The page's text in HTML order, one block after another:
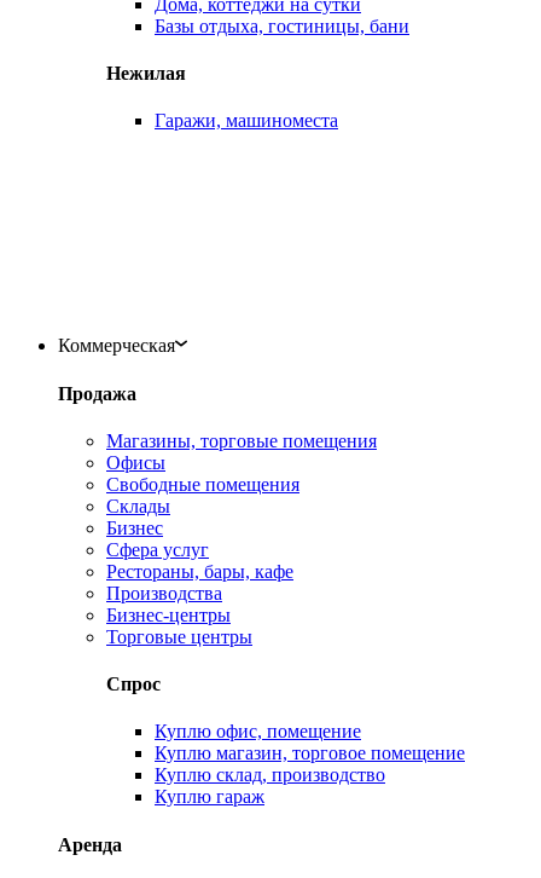
Базы отдыха, гостиницы, бани
Нежилая
Гаражи, машиноместа
Коммерческая
Продажа
Магазины, торговые помещения
Офисы
Свободные помещения
Склады
Бизнес
Сфера услуг
Рестораны, бары, кафе
Производства
Бизнес-центры
Торговые центры
Спрос
Куплю офис, помещение
Куплю магазин, торговое помещение
Куплю склад, производство
Куплю гараж
Аренда